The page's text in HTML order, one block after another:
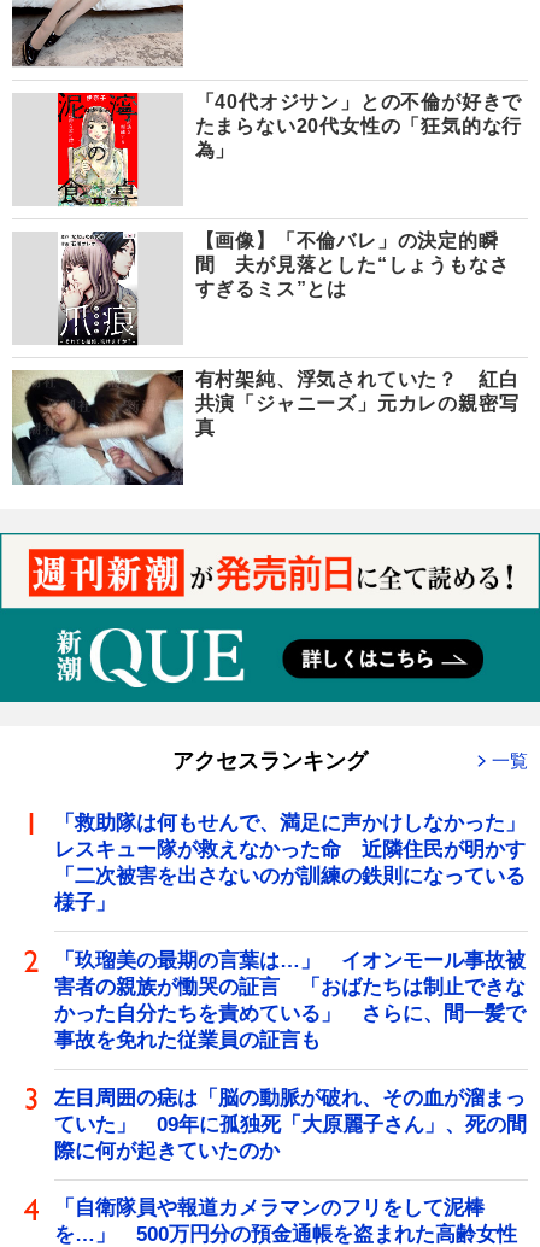
「40代オジサン」との不倫が好きで
たまらない20代女性の「狂気的な行
為」
【画像】「不倫バレ」の決定的瞬
間 夫が見落とした“しょうもなさ
すぎるミス”とは
有村架純、浮気されていた？ 紅白
共演「ジャニーズ」元カレの親密写
真
アクセスランキング 一覧
「救助隊は何もせんで、満足に声かけしなかった」
レスキュー隊が救えなかった命 近隣住民が明かす
「二次被害を出さないのが訓練の鉄則になっている
様子」
「玖瑠美の最期の言葉は…」 イオンモール事故被
害者の親族が慟哭の証言 「おばたちは制止できな
かった自分たちを責めている」 さらに、間一髪で
事故を免れた従業員の証言も
左目周囲の痣は「脳の動脈が破れ、その血が溜まっ
ていた」 09年に孤独死「大原麗子さん」、死の間
際に何が起きていたのか
「自衛隊員や報道カメラマンのフリをして泥棒
を…」 500万円分の預金通帳を盗まれた高齢女性